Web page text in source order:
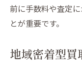
市場価値
地元でお
山形市の
前に手数料や査定
とが重要です。
地域密着型買